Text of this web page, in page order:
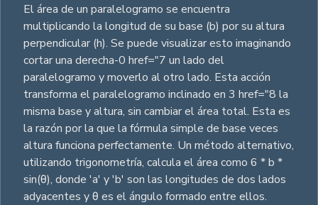
El área de un paralelogramo se encuentra
multiplicando la longitud de su base (b) por su altura
perpendicular (h). Se puede visualizar esto imaginando
cortar una derecha-0 href="7 un lado del
paralelogramo y moverlo al otro lado. Esta acción
transforma el paralelogramo inclinado en 3 href="8 la
misma base y altura, sin cambiar el área total. Esta es
la razón por la que la fórmula simple de base veces
altura funciona perfectamente. Un método alternativo,
utilizando trigonometría, calcula el área como 6 * b *
sin(θ), donde 'a' y 'b' son las longitudes de dos lados
adyacentes y θ es el ángulo formado entre ellos.